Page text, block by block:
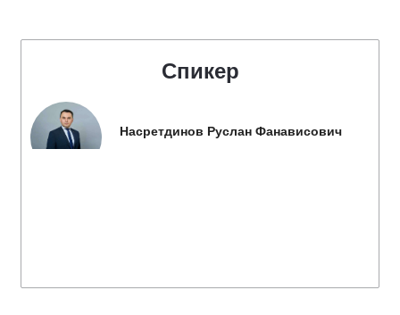
Спикер
Насретдинов Руслан Фанависович